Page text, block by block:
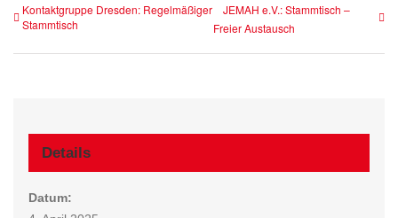
Kontaktgruppe Dresden: Regelmäßiger
Stammtisch
JEMAH e.V.: Stammtisch –
Freier Austausch
Details
Datum: